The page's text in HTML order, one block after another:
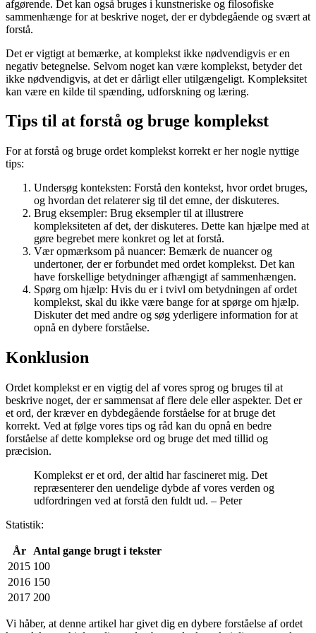
afgørende. Det kan også bruges i kunstneriske og filosofiske
sammenhænge for at beskrive noget, der er dybdegående og svært at
forstå.
Det er vigtigt at bemærke, at komplekst ikke nødvendigvis er en
negativ betegnelse. Selvom noget kan være komplekst, betyder det
ikke nødvendigvis, at det er dårligt eller utilgængeligt. Kompleksitet
kan være en kilde til spænding, udforskning og læring.
Tips til at forstå og bruge komplekst
For at forstå og bruge ordet komplekst korrekt er her nogle nyttige
tips:
Undersøg konteksten: Forstå den kontekst, hvor ordet bruges,
og hvordan det relaterer sig til det emne, der diskuteres.
Brug eksempler: Brug eksempler til at illustrere
kompleksiteten af det, der diskuteres. Dette kan hjælpe med at
gøre begrebet mere konkret og let at forstå.
Vær opmærksom på nuancer: Bemærk de nuancer og
undertoner, der er forbundet med ordet komplekst. Det kan
have forskellige betydninger afhængigt af sammenhængen.
Spørg om hjælp: Hvis du er i tvivl om betydningen af ordet
komplekst, skal du ikke være bange for at spørge om hjælp.
Diskuter det med andre og søg yderligere information for at
opnå en dybere forståelse.
Konklusion
Ordet komplekst er en vigtig del af vores sprog og bruges til at
beskrive noget, der er sammensat af flere dele eller aspekter. Det er
et ord, der kræver en dybdegående forståelse for at bruge det
korrekt. Ved at følge vores tips og råd kan du opnå en bedre
forståelse af dette komplekse ord og bruge det med tillid og
præcision.
Komplekst er et ord, der altid har fascineret mig. Det
repræsenterer den uendelige dybde af vores verden og
udfordringen ved at forstå den fuldt ud. – Peter
Statistik:
År
Antal gange brugt i tekster
2015 100
2016 150
2017 200
Vi håber, at denne artikel har givet dig en dybere forståelse af ordet